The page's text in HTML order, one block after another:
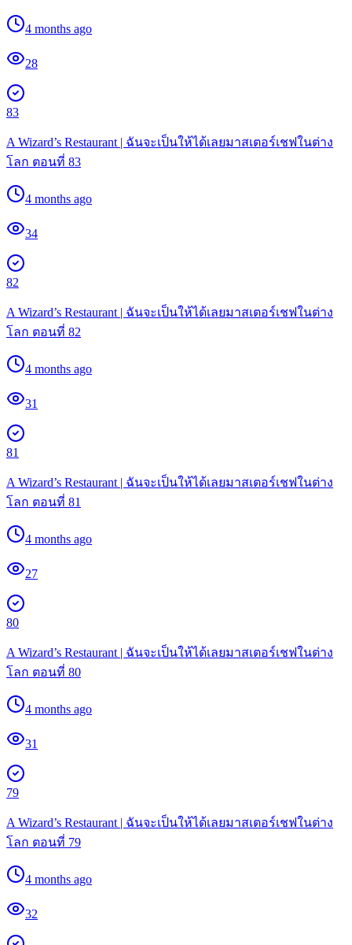
4 months ago
28
83
A Wizard’s Restaurant | ฉันจะเป็นให้ได้เลยมาสเตอร์เชฟในต่าง
โลก ตอนที่ 83
4 months ago
34
82
A Wizard’s Restaurant | ฉันจะเป็นให้ได้เลยมาสเตอร์เชฟในต่าง
โลก ตอนที่ 82
4 months ago
31
81
A Wizard’s Restaurant | ฉันจะเป็นให้ได้เลยมาสเตอร์เชฟในต่าง
โลก ตอนที่ 81
4 months ago
27
80
A Wizard’s Restaurant | ฉันจะเป็นให้ได้เลยมาสเตอร์เชฟในต่าง
โลก ตอนที่ 80
4 months ago
31
79
A Wizard’s Restaurant | ฉันจะเป็นให้ได้เลยมาสเตอร์เชฟในต่าง
โลก ตอนที่ 79
4 months ago
32